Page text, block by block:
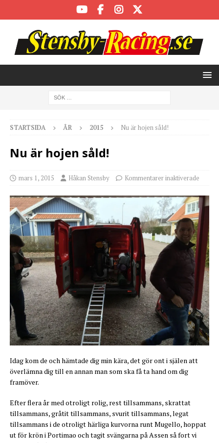
STARTSIDA ÅR 2015 Nu är hojen såld!
Nu är hojen såld!
mars 1, 2015 Håkan Stensby Kommentarer inaktiverade
Idag kom de och hämtade dig min kära, det gör ont i själen att
överlämna dig till en annan man som ska få ta hand om dig
framöver.
Efter flera år med otroligt rolig, rest tillsammans, skrattat
tillsammans, gråtit tillsammans, svurit tillsammans, legat
tillsammans i de otroligt härliga kurvorna runt Mugello, hoppat
ut för krön i Portimao och tagit svängarna på Assen så fort vi